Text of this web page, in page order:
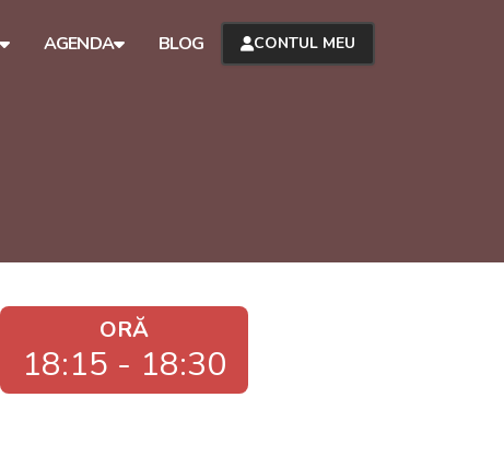
AGENDA BLOG CONTUL MEU
ORĂ
18:15 - 18:30